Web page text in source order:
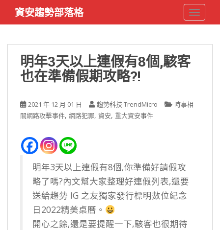
i
資安趨勢部落格
明年3天以上連假有8個,駭客
也在準備假期攻略?!
2021 年 12 月 01 日 趨勢科技 TrendMicro
時事相
關網路攻擊事件, 網路犯罪, 資安, 重大資安事件
明年3天以上連假有8個,你準備好請假攻
略了嗎?內文幫大家整理好連假列表,還要
送給趨勢 IG 之友獨家發行標明數位紀念
日2022精美桌曆。
開心之餘,還是要提醒一下,駭客也很期待